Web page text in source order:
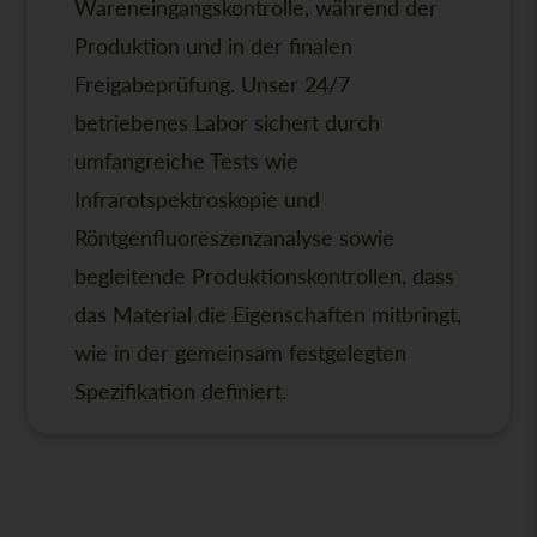
Wareneingangskontrolle, während der
Produktion und in der finalen
Freigabeprüfung. Unser 24/7
betriebenes Labor sichert durch
umfangreiche Tests wie
Infrarotspektroskopie und
Röntgenfluoreszenzanalyse sowie
begleitende Produktionskontrollen, dass
das Material die Eigenschaften mitbringt,
wie in der gemeinsam festgelegten
Spezifikation definiert.